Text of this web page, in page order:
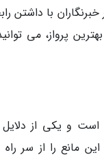
با داشتن
پرواز، می
است و یکی از
مانع را از سر